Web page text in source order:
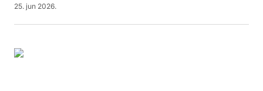
25. jun 2026.